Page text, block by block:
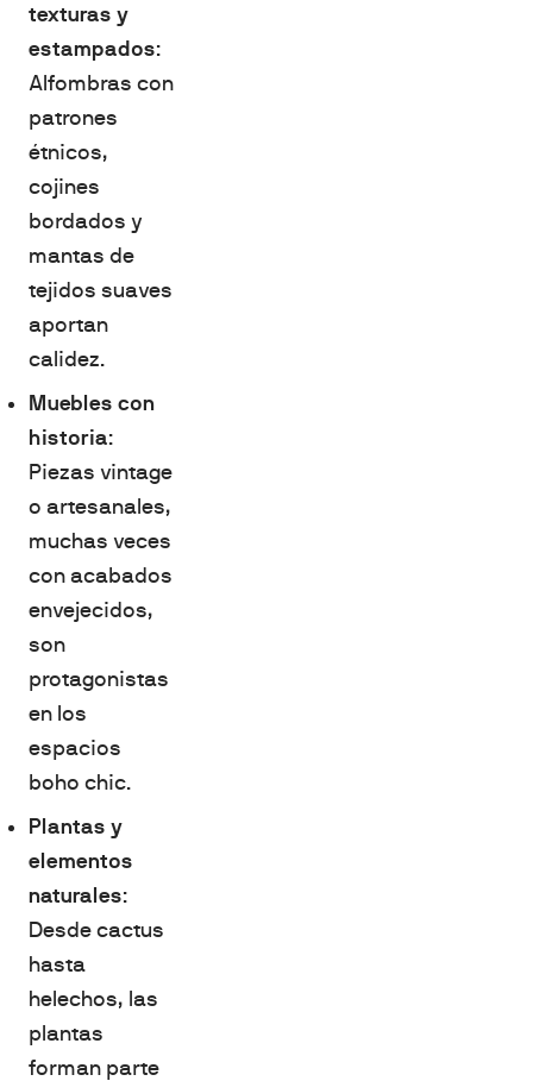
texturas y
estampados:
Alfombras con
patrones
étnicos,
cojines
bordados y
mantas de
tejidos suaves
aportan
calidez.
Muebles con
historia:
Piezas vintage
o artesanales,
muchas veces
con acabados
envejecidos,
son
protagonistas
en los
espacios
boho chic.
Plantas y
elementos
naturales:
Desde cactus
hasta
helechos, las
plantas
forman parte